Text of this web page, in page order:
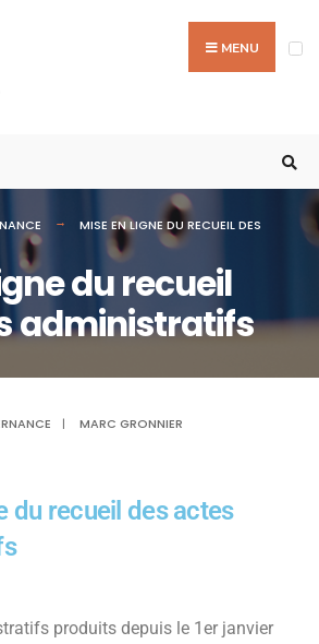
MENU
MISE EN LIGNE DU RECUEIL DES
du recueil
administratifs
| MARC GRONNIER
du recueil des actes
produits depuis le 1er janvier